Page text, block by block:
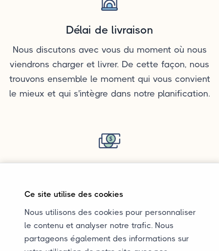
Délai de livraison
Nous discutons avec vous du moment où nous
viendrons charger et livrer. De cette façon, nous
trouvons ensemble le moment qui vous convient
le mieux et qui s'intègre dans notre planification.
Les prix pour un transport fermé dépendent de
de l'adresse de ramassage et de livraison, des
dimensions et du poids de la voiture.
Ce site utilise des cookies
Nous utilisons des cookies pour personnaliser
le contenu et analyser notre trafic. Nous
partageons également des informations sur